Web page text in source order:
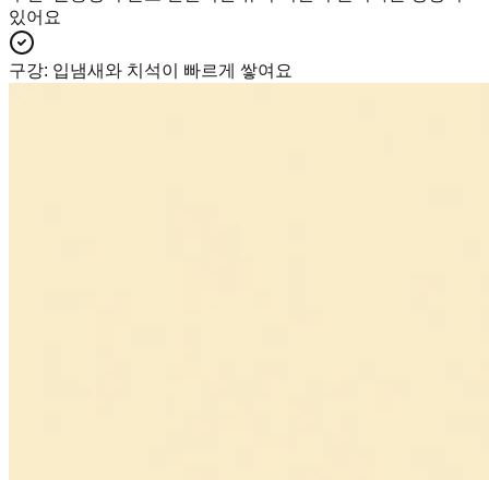
있어요
구강: 입냄새와 치석이 빠르게 쌓여요